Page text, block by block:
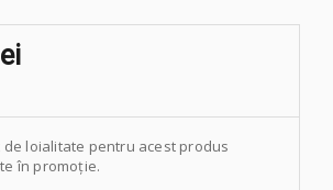
de loialitate pentru acest produs
în promoție.